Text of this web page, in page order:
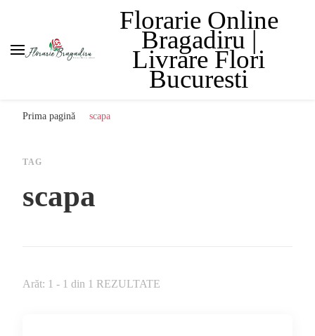
Florarie Online
Bragadiru |
Livrare Flori
Bucuresti
Prima pagină scapa
TAG
scapa
Arăt: 1 - 1 din 1 REZULTATE